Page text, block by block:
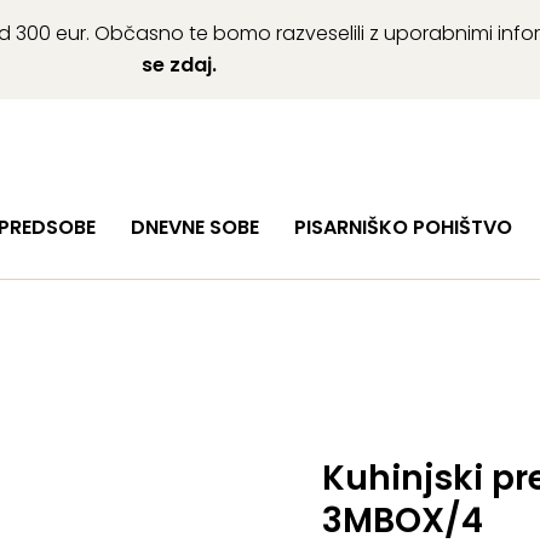
300 eur. Občasno te bomo razveselili z uporabnimi
se zdaj.
PREDSOBE DNEVNE SOBE PISARNIŠKO POHIŠTVO
Kuhinjski
3MBOX/4